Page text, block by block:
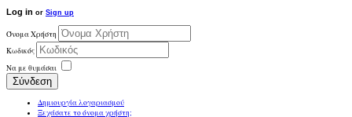
Log in or Sign up
Όνομα Χρήστη
Κωδικός
Να με θυμάσαι
Σύνδεση
Δημιουργία λογαριασμού
Ξεχάσατε το όνομα χρήστη;